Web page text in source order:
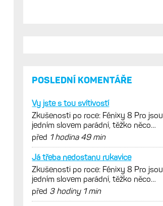
POSLEDNÍ KOMENTÁŘE
Vy jste s tou svítivostí
Zkušenosti po roce: Fénixy 8 Pro jsou
jedním slovem parádní, těžko něco
vytknout. Ale ta nositelnost
před 1 hodina 49 min
Já třeba nedostanu rukavice
Zkušenosti po roce: Fénixy 8 Pro jsou
jedním slovem parádní, těžko něco
vytknout. Ale ta nositelnost
před 3 hodiny 1 min